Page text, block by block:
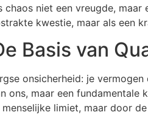
chaos niet een vreugde,
kwestie, maar als een
Basis van
onsicherheid: je
ons, maar een
limiet, maar door